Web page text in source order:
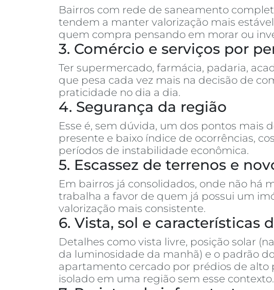
Bairros com rede de saneamento
tendem a manter valorização mais
quem compra pensando em morar ou
3. Comércio e serviços por
Ter supermercado, farmácia, padaria,
que pesa cada vez mais na decisão de
praticidade no dia a dia.
4. Segurança da região
Esse é, sem dúvida, um dos pontos mais
presente e baixo índice de ocorrências,
períodos de instabilidade econômica.
5. Escassez de terrenos e
Em bairros já consolidados, onde não há
trabalha a favor de quem já possui um
valorização mais consistente.
6. Vista, sol e características
Detalhes como vista livre, posição solar
da luminosidade da manhã) e o padrão
apartamento cercado por prédios de alto
isolado em uma região sem esse contexto.